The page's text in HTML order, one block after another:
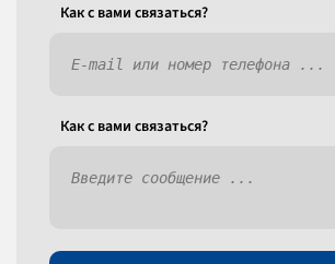
Как c вами связаться?
Как c вами связаться?